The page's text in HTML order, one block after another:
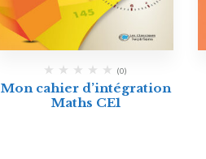
(0)
Mon cahier d’intégration
Maths CE1